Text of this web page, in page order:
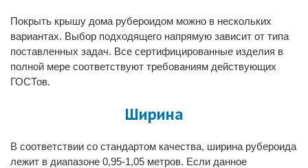
Покрыть крышу дома рубероидом можно в нескольких
вариантах. Выбор подходящего напрямую зависит от типа
поставленных задач. Все сертифицированные изделия в
полной мере соответствуют требованиям действующих
ГОСТов.
Ширина
В соответствии со стандартом качества, ширина рубероида
лежит в диапазоне 0,95-1,05 метров. Если данное